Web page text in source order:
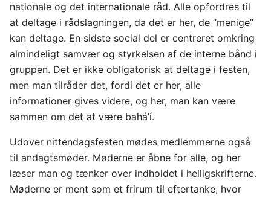
nationale og det internationale råd. Alle opfordres til
at deltage i rådslagningen, da det er her, de ”menige”
kan deltage. En sidste social del er centreret omkring
almindeligt samvær og styrkelsen af de interne bånd i
gruppen. Det er ikke obligatorisk at deltage i festen,
men man tilråder det, fordi det er her, alle
informationer gives videre, og her, man kan være
sammen om det at være bahá’í.
Udover nittendagsfesten mødes medlemmerne også
til andagtsmøder. Møderne er åbne for alle, og her
læser man og tænker over indholdet i helligskrifterne.
Møderne er ment som et frirum til eftertanke, hvor